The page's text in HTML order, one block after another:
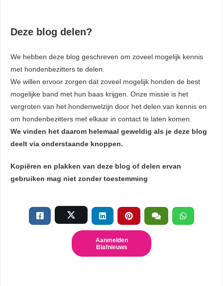
Deze blog delen?
We hebben deze blog geschreven om zoveel mogelijk kennis
met hondenbezitters te delen.
We willen ervoor zorgen dat zoveel mogelijk honden de best
mogelijke band met hun baas krijgen. Onze missie is het
vergroten van het hondenwelzijn door het delen van kennis en
om hondenbezitters met elkaar in contact te laten komen.
We vinden het daarom helemaal geweldig als je deze blog
deelt via onderstaande knoppen.
Kopiëren en plakken van deze blog of delen ervan
gebruiken mag niet zonder toestemming
Aanmelden
Blafnieuws